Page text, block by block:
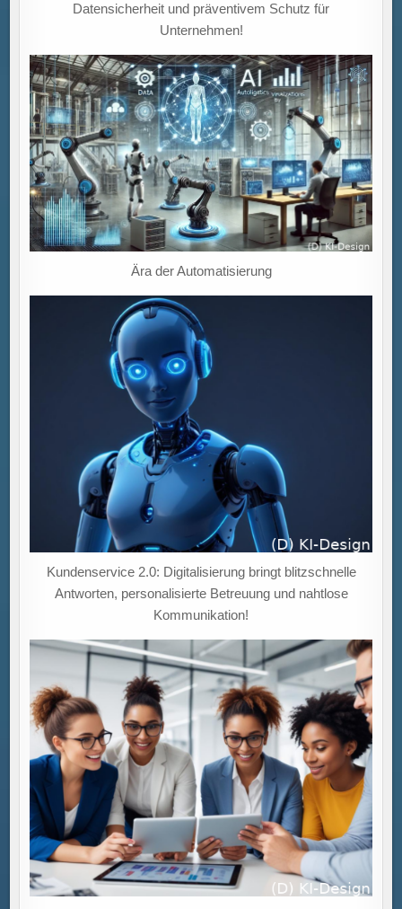
Datensicherheit und präventivem Schutz für
Unternehmen!
Ära der Automatisierung
Kundenservice 2.0: Digitalisierung bringt blitzschnelle
Antworten, personalisierte Betreuung und nahtlose
Kommunikation!